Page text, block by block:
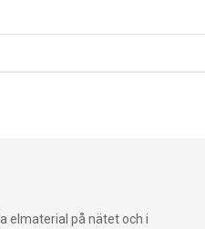
elmaterial på nätet och i